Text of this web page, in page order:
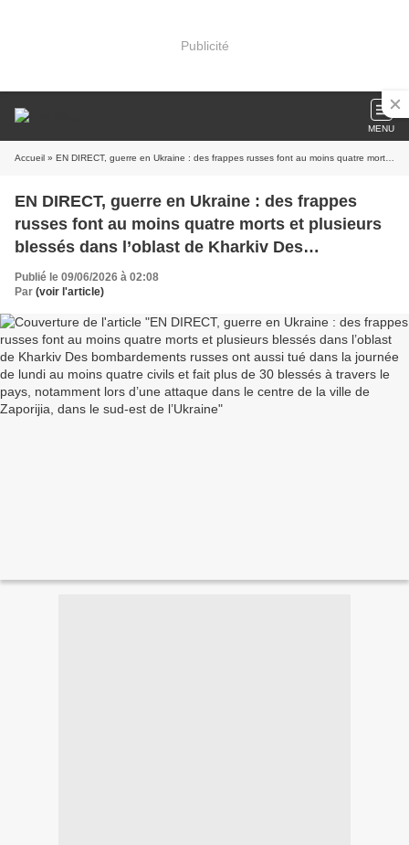
Publicité
MENU
Accueil » EN DIRECT, guerre en Ukraine : des frappes russes font au moins quatre morts et plusieurs blessés dans l’oblast de Kharkiv Des bombardements russes ont aussi tué dans la journée de lundi au moins quatre civils et fait plus de 30 blessés à travers le pays, notamment lors d’une attaque dans le centre de la ville de Zaporijia, dans le sud-est de l’Ukraine
EN DIRECT, guerre en Ukraine : des frappes
russes font au moins quatre morts et plusieurs
blessés dans l’oblast de Kharkiv Des
bombardements russes ont aussi tué dans la
journée de lundi au moins quatre civils et fait
plus de 30 blessés à travers le pays, notamment
lors d’une attaque dans le centre de la ville de
Zaporijia, dans le sud-est de l’Ukraine
Publié le 09/06/2026 à 02:08
Par (voir l'article)